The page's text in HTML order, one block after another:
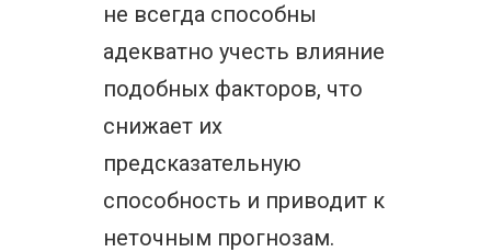
не всегда способны
адекватно учесть влияние
подобных факторов, что
снижает их
предсказательную
способность и приводит к
неточным прогнозам.